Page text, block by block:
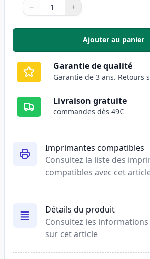
Imprimantes compatibles
Consultez la liste des
compatibles avec cet
Détails du produit
Consultez les
sur cet article
Quantité
Utilisez les boutons pour ajuster
− +
Quantité
Ajouter au panier
,Pack de
Garantie de qualité
Garantie de 3 ans. Retours
Livraison gratuite
commandes dès 49€